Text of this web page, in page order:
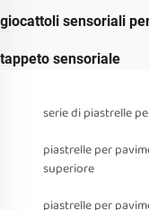
giocattoli sensoriali
tappeto sensoriale
serie di piastrelle
piastrelle per
superiore
piastrelle per